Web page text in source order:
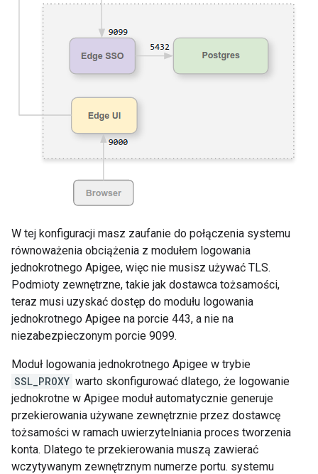
W tej konfiguracji masz zaufanie do połączenia systemu
równoważenia obciążenia z modułem logowania
jednokrotnego Apigee, więc nie musisz używać TLS.
Podmioty zewnętrzne, takie jak dostawca tożsamości,
teraz musi uzyskać dostęp do modułu logowania
jednokrotnego Apigee na porcie 443, a nie na
niezabezpieczonym porcie 9099.
Moduł logowania jednokrotnego Apigee w trybie
SSL_PROXY warto skonfigurować dlatego, że logowanie
jednokrotne w Apigee moduł automatycznie generuje
przekierowania używane zewnętrznie przez dostawcę
tożsamości w ramach uwierzytelniania proces tworzenia
konta. Dlatego te przekierowania muszą zawierać
wczytywanym zewnętrznym numerze portu. systemu